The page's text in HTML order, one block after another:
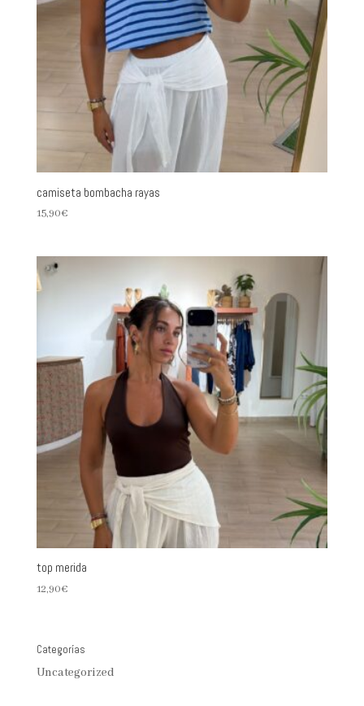
camiseta bombacha rayas
15,90€
top merida
12,90€
Categorías
Uncategorized